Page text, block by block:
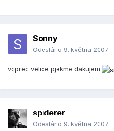
Sonny
Odesláno 9. května 2007
vopred velice pjekme dakujem
spiderer
Odesláno 9. května 2007